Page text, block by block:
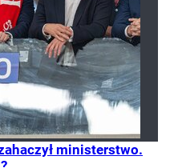
ministerstwo.